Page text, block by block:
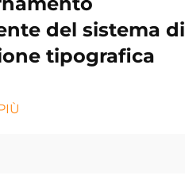
del sistema di
tipografica